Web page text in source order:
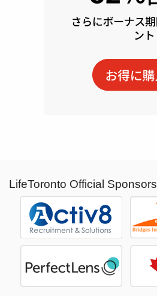
LifeToronto Official Sponsors